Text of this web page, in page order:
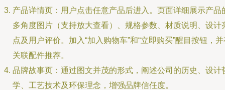
产品详情页：用户点击任意产品后进入。页面详细展示产品
多角度图片（支持放大查看）、规格参数、材质说明、设计
点及用户评价。加入“加入购物车”和“立即购买”醒目按钮，
关联配件推荐。
品牌故事页：通过图文并茂的形式，阐述公司的历史、设计
学、工艺技术及环保理念，增强品牌信任度。